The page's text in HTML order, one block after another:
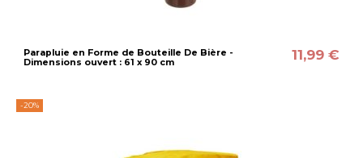
Parapluie en Forme de Bouteille De Bière -
Dimensions ouvert : 61 x 90 cm
11,99 €
-20%